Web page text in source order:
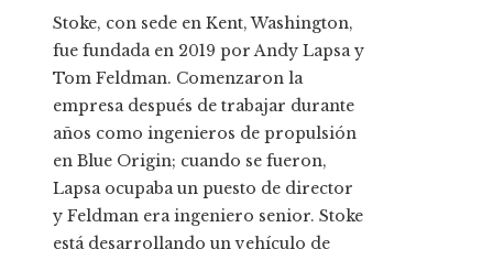
Stoke, con sede en Kent, Washington,
fue fundada en 2019 por Andy Lapsa y
Tom Feldman. Comenzaron la
empresa después de trabajar durante
años como ingenieros de propulsión
en Blue Origin; cuando se fueron,
Lapsa ocupaba un puesto de director
y Feldman era ingeniero senior. Stoke
está desarrollando un vehículo de